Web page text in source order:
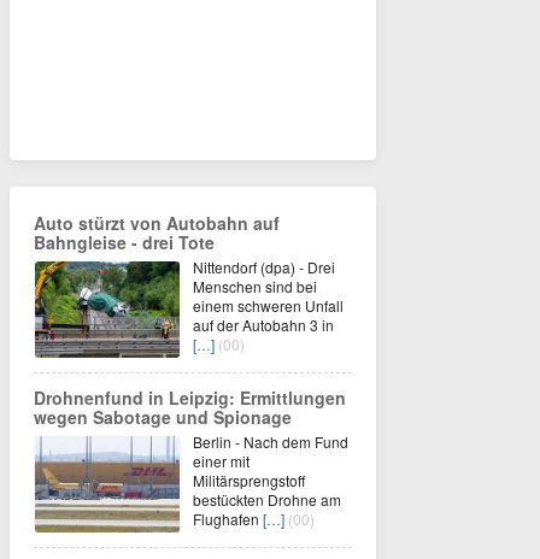
Auto stürzt von Autobahn auf
Bahngleise - drei Tote
Nittendorf (dpa) - Drei
Menschen sind bei
einem schweren Unfall
auf der Autobahn 3 in
[…] (00)
Drohnenfund in Leipzig: Ermittlungen
wegen Sabotage und Spionage
Berlin - Nach dem Fund
einer mit
Militärsprengstoff
bestückten Drohne am
Flughafen […] (00)